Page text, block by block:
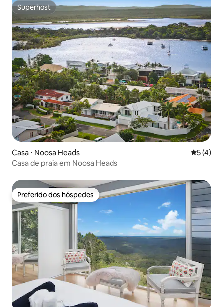
Superhost
Superhost
Casa ⋅ Noosa Heads 5 de
5 (4)
Casa de praia em Noosa Heads
Preferido dos hóspedes
Preferido dos hóspedes